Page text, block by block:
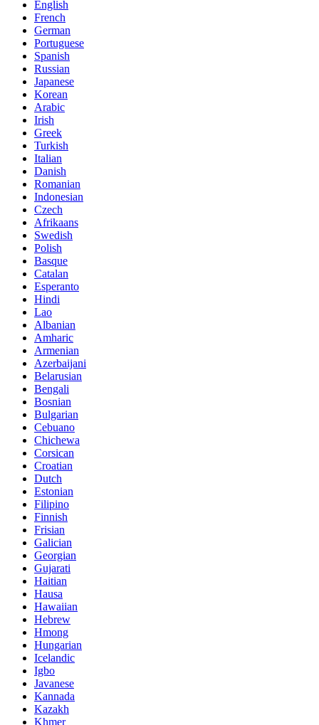
English
French
German
Portuguese
Spanish
Russian
Japanese
Korean
Arabic
Irish
Greek
Turkish
Italian
Danish
Romanian
Indonesian
Czech
Afrikaans
Swedish
Polish
Basque
Catalan
Esperanto
Hindi
Lao
Albanian
Amharic
Armenian
Azerbaijani
Belarusian
Bengali
Bosnian
Bulgarian
Cebuano
Chichewa
Corsican
Croatian
Dutch
Estonian
Filipino
Finnish
Frisian
Galician
Georgian
Gujarati
Haitian
Hausa
Hawaiian
Hebrew
Hmong
Hungarian
Icelandic
Igbo
Javanese
Kannada
Kazakh
Khmer